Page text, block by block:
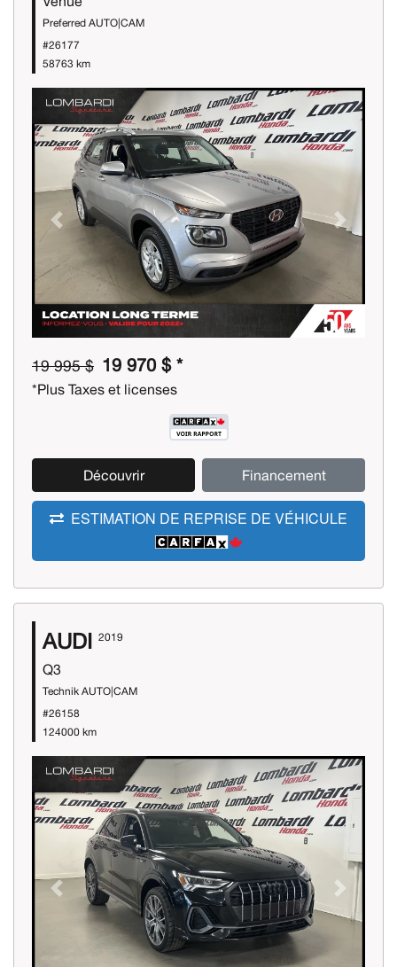
Preferred AUTO|CAM
#26177
58763 km
Previous Next
19 995 $ 19 970 $ *
*Plus Taxes et licenses
Découvrir Financement
ESTIMATION DE REPRISE DE VÉHICULE
AUDI 2019
Q3
Technik AUTO|CAM
#26158
124000 km
Previous Next